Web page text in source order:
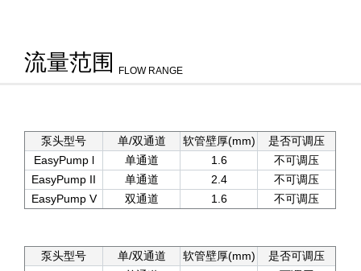
流量范围 FLOW RANGE
泵头型号 单/双通道 软管壁厚(mm)
是否可调压
EasyPump l
单通道 1.6
不可调压
EasyPump II
单通道 2.4
不可调压
EasyPump V
双通道 1.6 不可调压
泵头型号 单/双通道 软管壁厚(mm)
是否可调压